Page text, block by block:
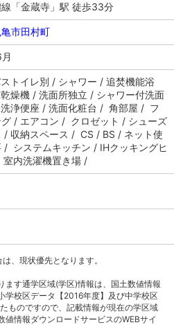
線「金蔵寺」駅 徒歩33分
市田村町
トイレ別 / シャワー / 追焚機能浴
燥機 / 洗面所独立 / シャワー付洗面
浄便座 / 洗面化粧台 / 角部屋 / フ
グ / エアコン / クロゼット / シューズ
/ 収納スペース / CS / BS / ネット使
/ システムキッチン / IHクッキングヒ
内洗濯機置き場 /
、現状優先となります。
ます通学区域(学区)情報は、国土数値情報
学校区データ【2016年度】及び中学校区
ものですので、記載情報が現在の学区域
値情報ダウンロードサービスのWEBサイ